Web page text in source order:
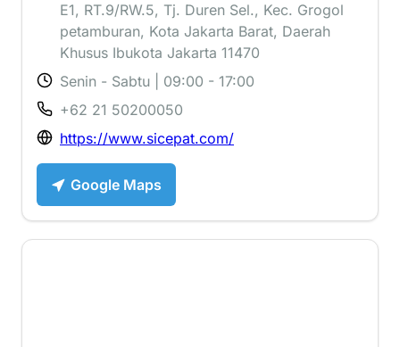
E1, RT.9/RW.5, Tj. Duren Sel., Kec. Grogol
petamburan, Kota Jakarta Barat, Daerah
Khusus Ibukota Jakarta 11470
Senin - Sabtu | 09:00 - 17:00
+62 21 50200050
https://www.sicepat.com/
Google Maps